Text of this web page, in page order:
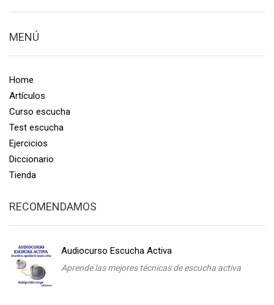
MENÚ
Home
Artículos
Curso escucha
Test escucha
Ejercicios
Diccionario
Tienda
RECOMENDAMOS
Audiocurso Escucha Activa
Aprende las mejores técnicas de escucha activa